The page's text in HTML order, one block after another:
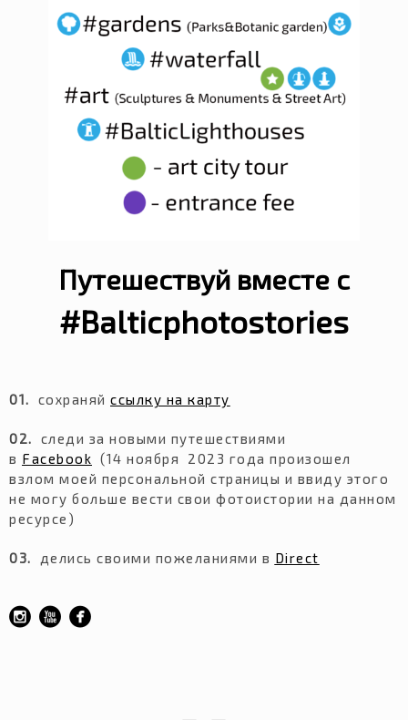
Путешествуй вместе с
#Balticphotostories
01. сохраняй ссылку на карту
02. следи за новыми путешествиями
в Facebook (14 ноября 2023 года произошел
взлом моей персональной страницы и ввиду этого
не могу больше вести свои фотоистории на данном
ресурсе)
03. делись своими пожеланиями в Direct